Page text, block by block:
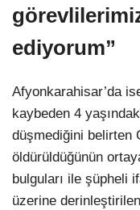
ediyorum”
Afyonkarahisar’da
kaybeden 4
düşmediğini belirten
öldürüldüğünün
bulguları ile şüpheli
üzerine